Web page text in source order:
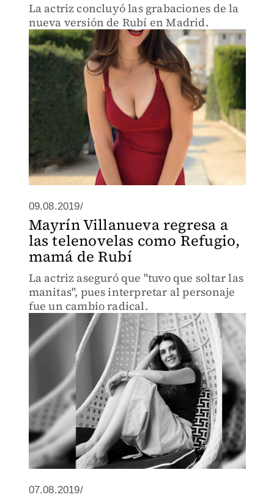
La actriz concluyó las grabaciones de la
nueva versión de Rubí en Madrid.
09.08.2019/
Mayrín Villanueva regresa a
las telenovelas como Refugio,
mamá de Rubí
La actriz aseguró que "tuvo que soltar las
manitas", pues interpretar al personaje
fue un cambio radical.
07.08.2019/